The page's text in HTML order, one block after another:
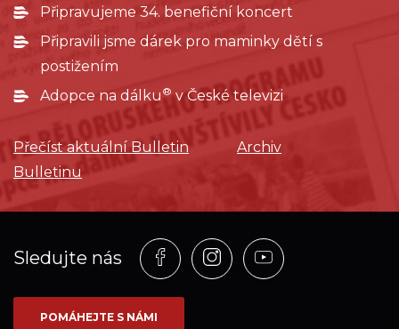
Připravujeme 34. benefiční koncert
Připravili jsme dárek pro maminky dětí s
postižením
Adopce na dálku ®v České televizi
Přečíst aktuální Bulletin
Archiv
Bulletinu
Sledujte nás
Profil
na
síti_Facebook
Profil
na
Profil
na
POMÁHEJTE S NÁMI